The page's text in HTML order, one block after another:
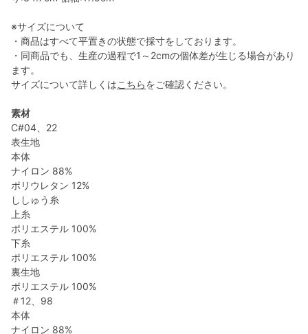
※サイズについて
・商品はすべて平置きの状態で採寸をしております。
・同商品でも、生産の過程で1～2cmの個体差が生じる場合があり
ます。
サイズについて詳しくはこちらをご確認ください。
素材
C#04、22
表生地
本体
ナイロン 88%
ポリウレタン 12%
ししゅう糸
上糸
ポリエステル 100%
下糸
ポリエステル 100%
裏生地
ポリエステル 100%
＃12、98
本体
ナイロン 88%